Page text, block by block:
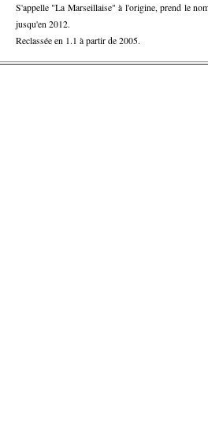
S'appelle "La Marseillaise" à l'origine, prend le
jusqu'en 2012.
Reclassée en 1.1 à partir de 2005.